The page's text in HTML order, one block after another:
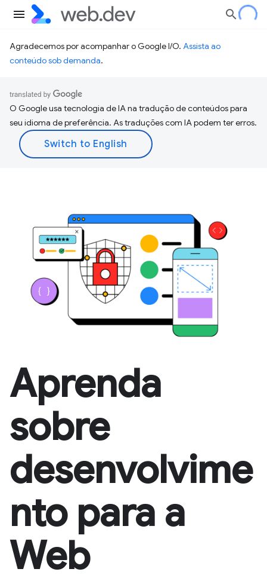
Agradecemos por acompanhar o Google I/O. Assista ao
conteúdo sob demanda.
O Google usa tecnologia de IA na tradução de conteúdos para
seu idioma de preferência. As traduções com IA podem ter erros.
Aprenda
sobre
desenvolvime
nto para a
Web